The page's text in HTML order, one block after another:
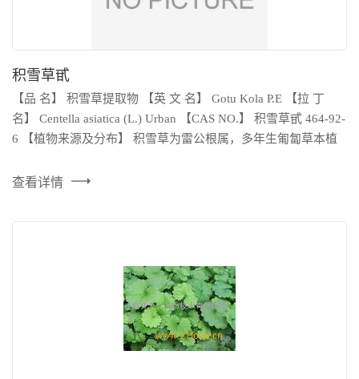
积雪草甙
【品 名】 积雪草提取物 【英 文 名】 Gotu Kola P.E 【拉 丁
名】 Centella asiatica (L.) Urban 【CAS NO.】 积雪草甙 464-92-
6 【植物来源及分布】 积雪草为雷公根属，多年生匍匐草本植
西、湖南、湖北、四川、贵州、云南、福建、广东、广西等地
Asiaticoside 积雪草总甙Triterpenes 【规 格】 40...
查看详情